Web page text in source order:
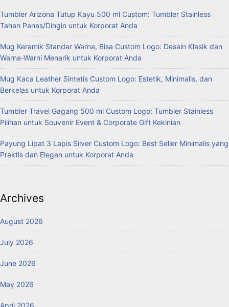
Tumbler Arizona Tutup Kayu 500 ml Custom: Tumbler Stainless
Tahan Panas/Dingin untuk Korporat Anda
Mug Keramik Standar Warna, Bisa Custom Logo: Desain Klasik dan
Warna-Warni Menarik untuk Korporat Anda
Mug Kaca Leather Sintetis Custom Logo: Estetik, Minimalis, dan
Berkelas untuk Korporat Anda
Tumbler Travel Gagang 500 ml Custom Logo: Tumbler Stainless
Pilihan untuk Souvenir Event & Corporate Gift Kekinian
Payung Lipat 3 Lapis Silver Custom Logo: Best Seller Minimalis yang
Praktis dan Elegan untuk Korporat Anda
Archives
August 2026
July 2026
June 2026
May 2026
April 2026